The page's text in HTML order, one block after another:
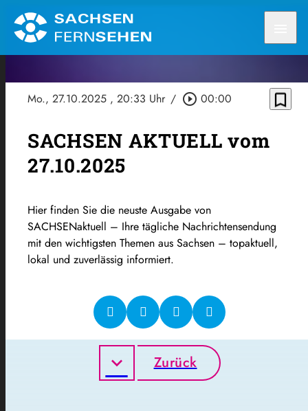
Mo., 27.10.2025 , 20:33 Uhr / play_circle_outline 00:00 bookmark_border
SACHSEN AKTUELL vom
27.10.2025
Hier finden Sie die neuste Ausgabe von
SACHSENaktuell – Ihre tägliche Nachrichtensendung
mit den wichtigsten Themen aus Sachsen – topaktuell,
lokal und zuverlässig informiert.
Zurück